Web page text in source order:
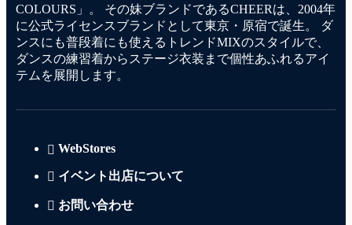
COLOURS」。 その妹ブランドであるCHEERは、2004年
に公式ライセンスブランドとして東京・原宿で誕生。 ダ
ンスにも普段着にも使えるトレンドMIXのスタイルで、
ダンスの練習着からステージ衣装まで個性あふれるアイ
テムを展開します。
WebStores
イベント出店について
お問い合わせ